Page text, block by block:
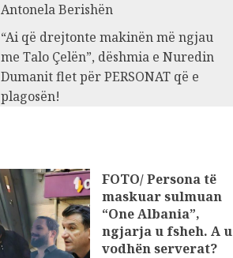
Antonela Berishën
“Ai që drejtonte makinën më ngjau
me Talo Çelën”, dëshmia e Nuredin
Dumanit flet për PERSONAT që e
plagosën!
FOTO/ Persona të
maskuar sulmuan
“One Albania”,
ngjarja u fsheh. A u
vodhën serverat?